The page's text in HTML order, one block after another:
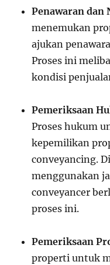
Penawaran dan
menemukan
ajukan
Proses ini
kondisi
Pemeriksaan
Proses hukum
kepemilikan
conveyancing.
menggunakan
conveyancer
proses ini.
Pemeriksaan
properti untuk